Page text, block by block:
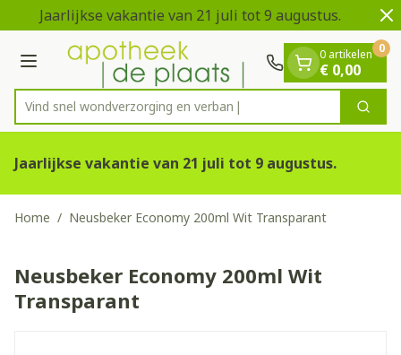
Ga naar de inhoud
1 van 2
Jaarlijkse vakantie van 21 juli tot 9 augustus.
Menu
Product, merk, categorie...
Vind snel wondverzorging e Zoek
0 artikelen
€ 0,00
0
Jaarlijkse vakantie van 21 juli tot 9 augustus.
Home / Neusbeker Economy 200ml Wit Transparant
Neusbeker Economy 200ml Wit
Transparant